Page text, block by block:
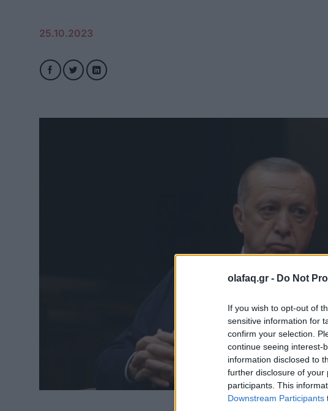
olafaq.gr - Do Not
If you wish to opt-out of
sensitive information for
confirm your selection.
continue seeing interest-
information disclosed to
further disclosure of your
participants. This
Downstream Participants
25.10.2023